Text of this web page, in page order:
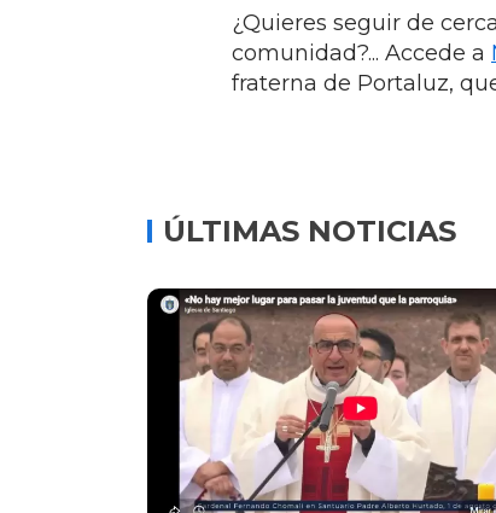
¿Quieres seguir de
comunidad?... Accede a
fraterna de Portaluz,
ÚLTIMAS NOTICIAS